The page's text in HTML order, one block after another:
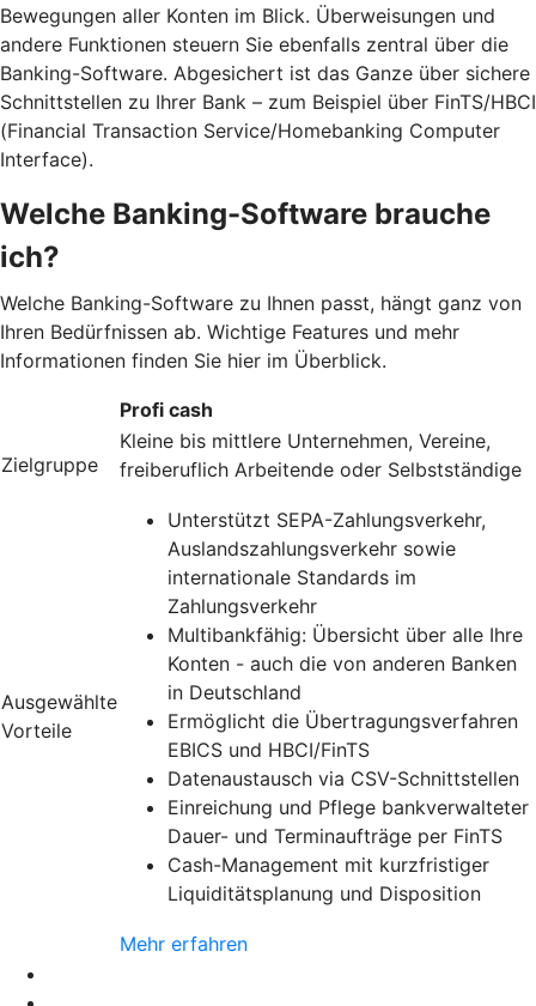
Bewegungen aller Konten im Blick. Überweisungen und
andere Funktionen steuern Sie ebenfalls zentral über die
Banking-Software. Abgesichert ist das Ganze über sichere
Schnittstellen zu Ihrer Bank – zum Beispiel über FinTS/HBCI
(Financial Transaction Service/Homebanking Computer
Interface).
Welche Banking-Software brauche
ich?
Welche Banking-Software zu Ihnen passt, hängt ganz von
Ihren Bedürfnissen ab. Wichtige Features und mehr
Informationen finden Sie hier im Überblick.
Profi cash
Zielgruppe
Kleine bis mittlere Unternehmen, Vereine,
freiberuflich Arbeitende oder Selbstständige
Ausgewählte
Vorteile
Unterstützt SEPA-Zahlungsverkehr,
Auslandszahlungsverkehr sowie
internationale Standards im
Zahlungsverkehr
Multibankfähig: Übersicht über alle Ihre
Konten - auch die von anderen Banken
in Deutschland
Ermöglicht die Übertragungsverfahren
EBICS und HBCI/FinTS
Datenaustausch via CSV-Schnittstellen
Einreichung und Pflege bankverwalteter
Dauer- und Terminaufträge per FinTS
Cash-Management mit kurzfristiger
Liquiditätsplanung und Disposition
Mehr erfahren